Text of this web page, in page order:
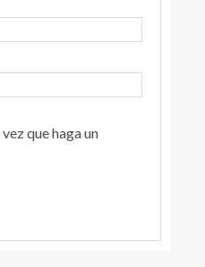
que haga un